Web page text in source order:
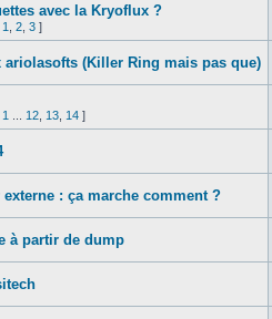
avec la Kryoflux ?
1 2 3 ]
ariolasofts (Killer Ring mais pas que)
1 12 13 14 ]
: ça marche comment ?
à partir de dump